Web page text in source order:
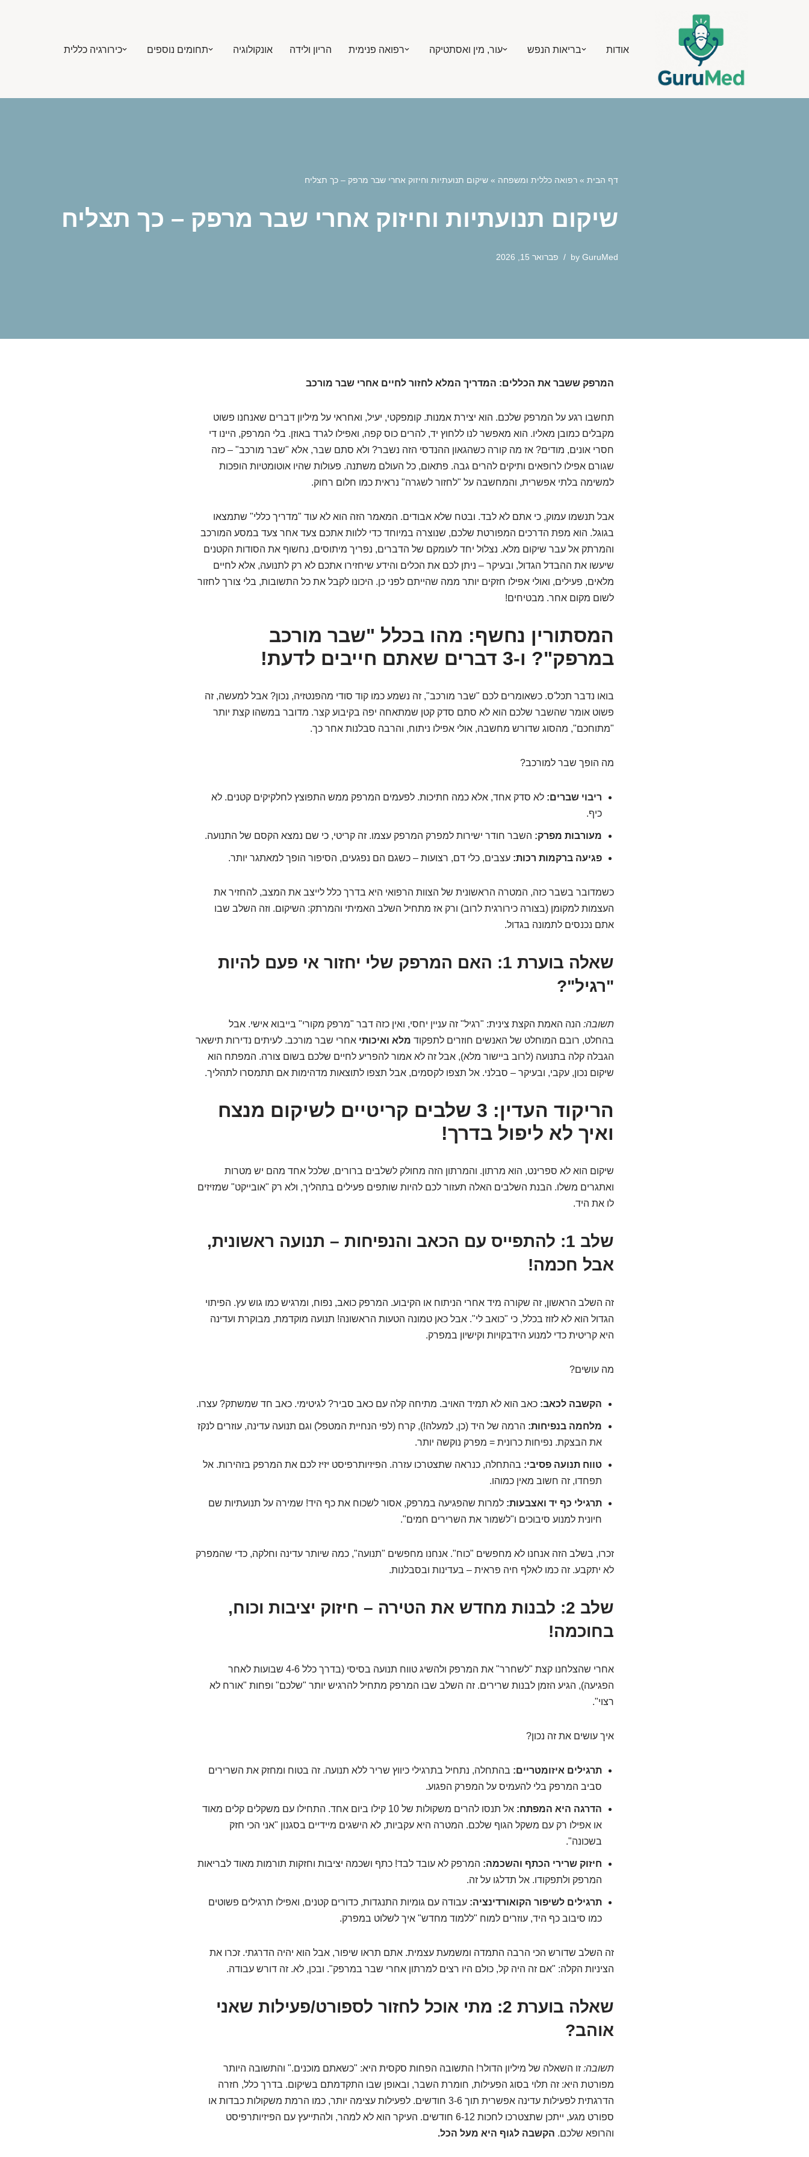
אודות בריאות הנפש עור, מין ואסתטיקה רפואה פנימית הריון ולידה אונקולוגיה תחומים נוספים כירורגיה כללית
דף הבית » רפואה כללית ומשפחה » שיקום תנועתיות וחיזוק אחרי שבר מרפק – כך תצליח
שיקום תנועתיות וחיזוק אחרי שבר מרפק – כך תצליח
by GuruMed פברואר 15, 2026
המרפק ששבר את הכללים: המדריך המלא לחזור לחיים אחרי שבר מורכב
תחשבו רגע על המרפק שלכם. הוא יצירת אמנות. קומפקטי, יעיל, ואחראי על מיליון דברים שאנחנו פשוט
מקבלים כמובן מאליו. הוא מאפשר לנו ללחוץ יד, להרים כוס קפה, ואפילו לגרד באוזן. בלי המרפק, היינו די
חסרי אונים, מודים? אז מה קורה כשהגאון ההנדסי הזה נשבר? ולא סתם שבר, אלא "שבר מורכב" – כזה
שגורם אפילו לרופאים ותיקים להרים גבה. פתאום, כל העולם משתנה. פעולות שהיו אוטומטיות הופכות
למשימה בלתי אפשרית, והמחשבה על "לחזור לשגרה" נראית כמו חלום רחוק.
אבל תנשמו עמוק, כי אתם לא לבד. ובטח שלא אבודים. המאמר הזה הוא לא עוד "מדריך כללי" שתמצאו
בגוגל. הוא מפת הדרכים המפורטת שלכם, שנוצרה במיוחד כדי ללוות אתכם צעד אחר צעד במסע המורכב
והמרתק אל עבר שיקום מלא. נצלול יחד לעומקם של הדברים, נפריך מיתוסים, נחשוף את הסודות הקטנים
שיעשו את ההבדל הגדול, ובעיקר – ניתן לכם את הכלים והידע שיחזירו אתכם לא רק לתנועה, אלא לחיים
מלאים, פעילים, ואולי אפילו חזקים יותר ממה שהייתם לפני כן. היכונו לקבל את כל התשובות, בלי צורך לחזור
לשום מקום אחר. מבטיחים!
המסתורין נחשף: מהו בכלל "שבר מורכב
במרפק"? ו-3 דברים שאתם חייבים לדעת!
בואו נדבר תכל'ס. כשאומרים לכם "שבר מורכב", זה נשמע כמו קוד סודי מהפנטזיה, נכון? אבל למעשה, זה
פשוט אומר שהשבר שלכם הוא לא סתם סדק קטן שמתאחה יפה בקיבוע קצר. מדובר במשהו קצת יותר
"מתוחכם", מהסוג שדורש מחשבה, אולי אפילו ניתוח, והרבה סבלנות אחר כך.
מה הופך שבר למורכב?
ריבוי שברים: לא סדק אחד, אלא כמה חתיכות. לפעמים המרפק ממש התפוצץ לחלקיקים קטנים. לא
כיף.
מעורבות מפרק: השבר חודר ישירות למפרק המרפק עצמו. זה קריטי, כי שם נמצא הקסם של התנועה.
פגיעה ברקמות רכות: עצבים, כלי דם, רצועות – כשגם הם נפגעים, הסיפור הופך למאתגר יותר.
כשמדובר בשבר כזה, המטרה הראשונית של הצוות הרפואי היא בדרך כלל לייצב את המצב, להחזיר את
העצמות למקומן (בצורה כירורגית לרוב) ורק אז מתחיל השלב האמיתי והמרתק: השיקום. וזה השלב שבו
אתם נכנסים לתמונה בגדול.
שאלה בוערת 1: האם המרפק שלי יחזור אי פעם להיות
"רגיל"?
תשובה: הנה האמת הקצת צינית: "רגיל" זה עניין יחסי, ואין כזה דבר "מרפק מקורי" בייבוא אישי. אבל
בהחלט, רובם המוחלט של האנשים חוזרים לתפקוד מלא ואיכותי אחרי שבר מורכב. לעיתים נדירות תישאר
הגבלה קלה בתנועה (לרוב ביישור מלא), אבל זה לא אמור להפריע לחיים שלכם בשום צורה. המפתח הוא
שיקום נכון, עקבי, ובעיקר – סבלני. אל תצפו לקסמים, אבל תצפו לתוצאות מדהימות אם תתמסרו לתהליך.
הריקוד העדין: 3 שלבים קריטיים לשיקום מנצח
ואיך לא ליפול בדרך!
שיקום הוא לא ספרינט, הוא מרתון. והמרתון הזה מחולק לשלבים ברורים, שלכל אחד מהם יש מטרות
ואתגרים משלו. הבנת השלבים האלה תעזור לכם להיות שותפים פעילים בתהליך, ולא רק "אובייקט" שמזיזים
לו את היד.
שלב 1: להתפייס עם הכאב והנפיחות – תנועה ראשונית,
אבל חכמה!
זה השלב הראשון, זה שקורה מיד אחרי הניתוח או הקיבוע. המרפק כואב, נפוח, ומרגיש כמו גוש עץ. הפיתוי
הגדול הוא לא לזוז בכלל, כי "כואב לי". אבל כאן טמונה הטעות הראשונה! תנועה מוקדמת, מבוקרת ועדינה
היא קריטית כדי למנוע הידבקויות וקישיון במפרק.
מה עושים?
הקשבה לכאב: כאב הוא לא תמיד האויב. מתיחה קלה עם כאב סביר? לגיטימי. כאב חד שמשתק? עצרו.
מלחמה בנפיחות: הרמה של היד (כן, למעלה!), קרח (לפי הנחיית המטפל) וגם תנועה עדינה, עוזרים לנקז
את הבצקת. נפיחות כרונית = מפרק נוקשה יותר.
טווח תנועה פסיבי: בהתחלה, כנראה שתצטרכו עזרה. הפיזיותרפיסט יזיז לכם את המרפק בזהירות. אל
תפחדו, זה חשוב מאין כמוהו.
תרגילי כף יד ואצבעות: למרות שהפגיעה במרפק, אסור לשכוח את כף היד! שמירה על תנועתיות שם
חיונית למנוע סיבוכים ו"לשמור את השרירים חמים".
זכרו, בשלב הזה אנחנו לא מחפשים "כוח". אנחנו מחפשים "תנועה", כמה שיותר עדינה וחלקה, כדי שהמפרק
לא יתקבע. זה כמו לאלף חיה פראית – בעדינות ובסבלנות.
שלב 2: לבנות מחדש את הטירה – חיזוק יציבות וכוח,
בחוכמה!
אחרי שהצלחנו קצת "לשחרר" את המרפק ולהשיג טווח תנועה בסיסי (בדרך כלל 4-6 שבועות לאחר
הפגיעה), הגיע הזמן לבנות שרירים. זה השלב שבו המרפק מתחיל להרגיש יותר "שלכם" ופחות "אורח לא
רצוי".
איך עושים את זה נכון?
תרגילים איזומטריים: בהתחלה, נתחיל בתרגילי כיווץ שריר ללא תנועה. זה בטוח ומחזק את השרירים
סביב המרפק בלי להעמיס על המפרק הפגוע.
הדרגה היא המפתח:
אל תנסו להרים משקולות של 10 קילו ביום אחד. התחילו עם משקלים קלים מאוד
או אפילו רק עם משקל הגוף שלכם. המטרה היא עקביות, לא הישגים מיידיים בסגנון "אני הכי חזק
בשכונה".
חיזוק שרירי הכתף והשכמה: המרפק לא עובד לבד! כתף ושכמה יציבות וחזקות תורמות מאוד לבריאות
המרפק ולתפקודו. אל תדלגו על זה.
תרגילים לשיפור הקואורדינציה: עבודה עם גומיות התנגדות, כדורים קטנים, ואפילו תרגילים פשוטים
כמו סיבוב כף היד, עוזרים למוח "ללמוד מחדש" איך לשלוט במפרק.
זה השלב שדורש הכי הרבה התמדה ומשמעת עצמית. אתם תראו שיפור, אבל הוא יהיה הדרגתי. זכרו את
הציניות הקלה: "אם זה היה קל, כולם היו רצים למרתון אחרי שבר במרפק". ובכן, לא. זה דורש עבודה.
שאלה בוערת 2: מתי אוכל לחזור לספורט/פעילות שאני
אוהב?
תשובה: זו השאלה של מיליון הדולר! התשובה הפחות סקסית היא: "כשאתם מוכנים." והתשובה היותר
מפורטת היא: זה תלוי בסוג הפעילות, חומרת השבר, ובאופן שבו התקדמתם בשיקום. בדרך כלל, חזרה
הדרגתית לפעילות עדינה אפשרית תוך 3-6 חודשים. לפעילות עצימה יותר, כמו הרמת משקולות כבדות או
ספורט מגע, ייתכן שתצטרכו לחכות 6-12 חודשים. העיקר הוא לא למהר, ולהתייעץ עם הפיזיותרפיסט
והרופא שלכם. הקשבה לגוף היא מעל הכל.